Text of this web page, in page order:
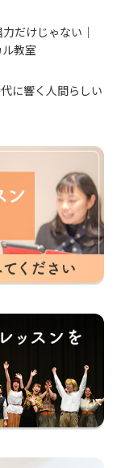
だけじゃない｜
教室
に響く人間らしい